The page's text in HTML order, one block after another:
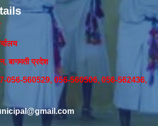
बागमती प्रदेश
056-560529, 056-560506, 056-562436,